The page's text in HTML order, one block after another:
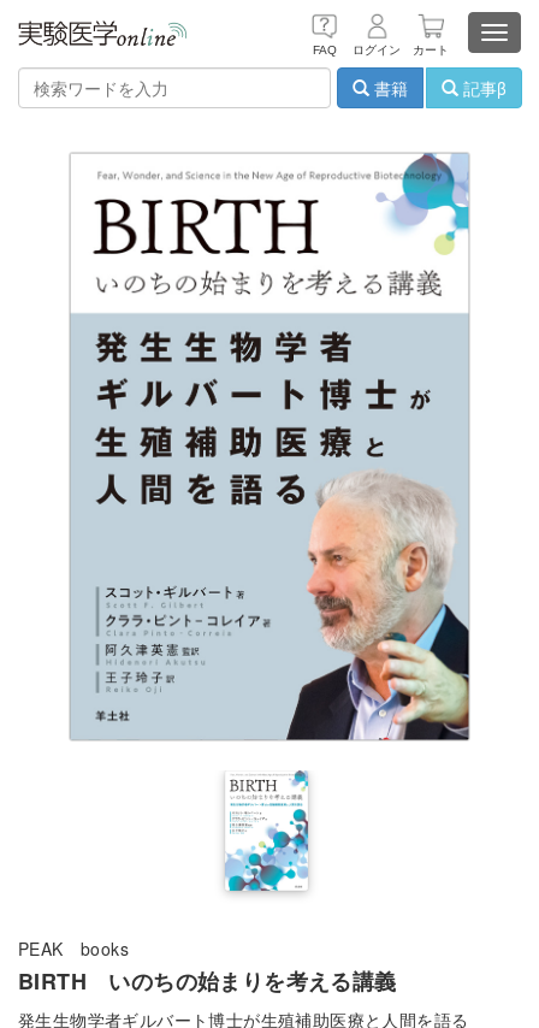
FAQ ログイン カート
書籍
記事β
PEAK books
BIRTH いのちの始まりを考える講義
発生生物学者ギルバート博士が生殖補助医療と人間を語る